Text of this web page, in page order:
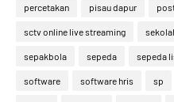
percetakan pisau dapur
sctv online live streaming
sepakbola sepeda sepeda
software software hris sp